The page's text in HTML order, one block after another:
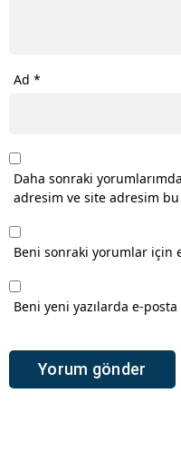
Ad *
Daha sonraki
adresim ve site adresim bu
Beni sonraki yorumlar için
Beni yeni yazılarda e-